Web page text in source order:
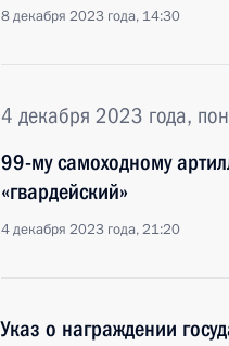
8 декабря 2023 года, 14:30
4 декабря 2023 года,
99-му самоходному
«гвардейский»
4 декабря 2023 года, 21:20
Указ о награждении